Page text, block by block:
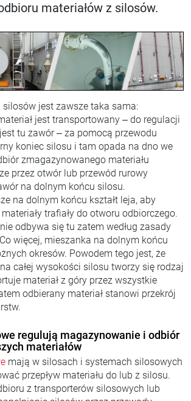
materiałów z silosów.
silosów jest zawsze taka sama:
jest transportowany – do regulacji
tu zawór – za pomocą przewodu
koniec silosu i tam opada na dno we
zmagazynowanego materiału
przez otwór lub przewód rurowy
na dolnym końcu silosu.
na dolnym końcu kształt leja, aby
trafiały do otworu odbiorczego.
odbywa się tu zatem według zasady
więcej, mieszanka na dolnym końcu
okresów. Powodem tego jest, że
całej wysokości silosu tworzy się rodzaj
materiał z góry przez wszystkie
odbierany materiał stanowi przekrój
regulują magazynowanie i odbiór
materiałów
mają w silosach i systemach silosowych
przepływ materiału do lub z silosu.
z transporterów silosowych lub